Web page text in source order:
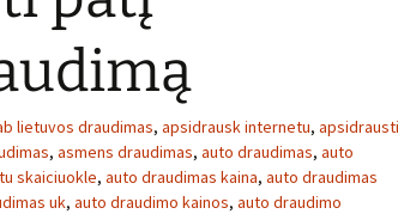
lietuvos draudimas, apsidrausk internetu, apsidrausti
, asmens draudimas, auto draudimas, auto
skaiciuokle, auto draudimas kaina, auto draudimas
uk, auto draudimo kainos, auto draudimo